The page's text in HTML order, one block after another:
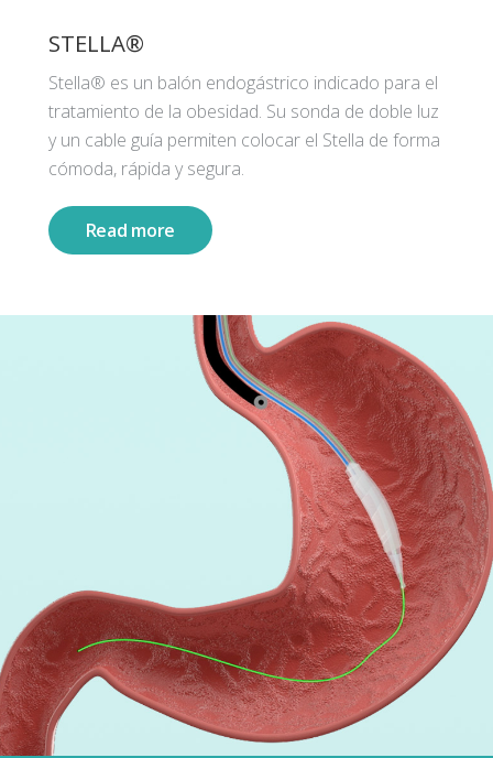
STELLA®
Stella® es un balón endogástrico indicado para el
tratamiento de la obesidad. Su sonda de doble luz
y un cable guía permiten colocar el Stella de forma
cómoda, rápida y segura.
Read more